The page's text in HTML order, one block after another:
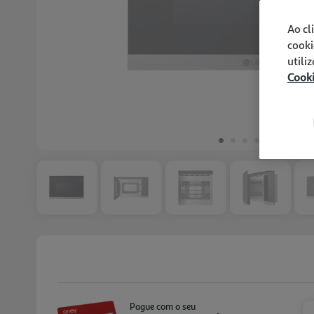
Pague com o seu
Ao